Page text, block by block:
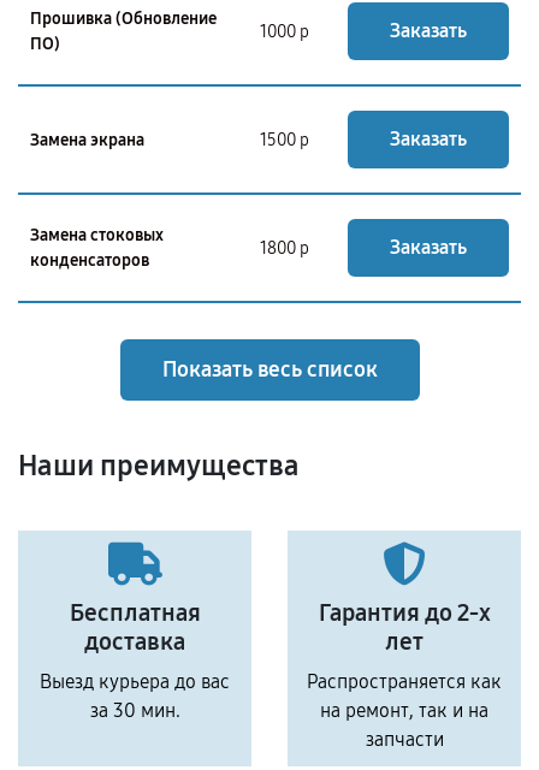
Прошивка (Обновление
ПО)
1000 р Заказать
Замена экрана 1500 р Заказать
Замена стоковых
конденсаторов
1800 р Заказать
Показать весь список
Наши преимущества
Бесплатная
доставка
Выезд курьера до вас
за 30 мин.
Гарантия до 2-х
лет
Распространяется как
на ремонт, так и на
запчасти